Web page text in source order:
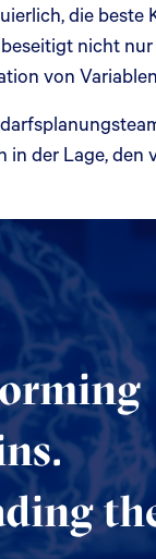
die
nicht
von
der Lage,